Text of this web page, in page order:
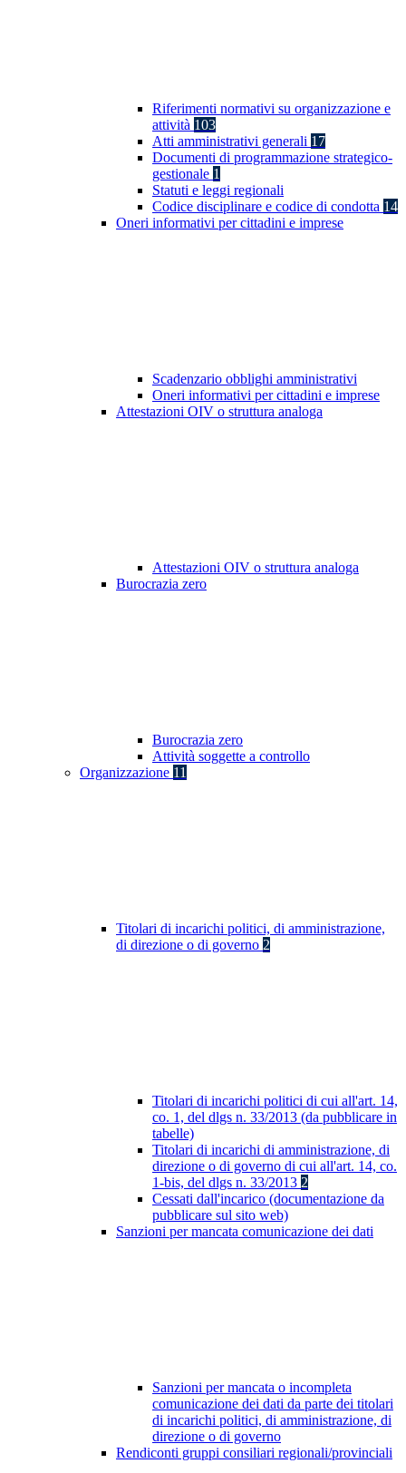
Riferimenti normativi su organizzazione e
attività 103
Atti amministrativi generali 17
Documenti di programmazione strategico-
gestionale 1
Statuti e leggi regionali
Codice disciplinare e codice di condotta 14
Oneri informativi per cittadini e imprese
Scadenzario obblighi amministrativi
Oneri informativi per cittadini e imprese
Attestazioni OIV o struttura analoga
Attestazioni OIV o struttura analoga
Burocrazia zero
Burocrazia zero
Attività soggette a controllo
Organizzazione 11
Titolari di incarichi politici, di amministrazione,
di direzione o di governo 2
Titolari di incarichi politici di cui all'art. 14,
co. 1, del dlgs n. 33/2013 (da pubblicare in
tabelle)
Titolari di incarichi di amministrazione, di
direzione o di governo di cui all'art. 14, co.
1-bis, del dlgs n. 33/2013 2
Cessati dall'incarico (documentazione da
pubblicare sul sito web)
Sanzioni per mancata comunicazione dei dati
Sanzioni per mancata o incompleta
comunicazione dei dati da parte dei titolari
di incarichi politici, di amministrazione, di
direzione o di governo
Rendiconti gruppi consiliari regionali/provinciali